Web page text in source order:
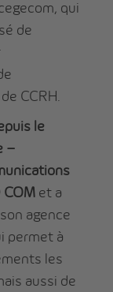
qui
de
CCRH.
le
–
COM et a
agence
permet à
les
aussi de